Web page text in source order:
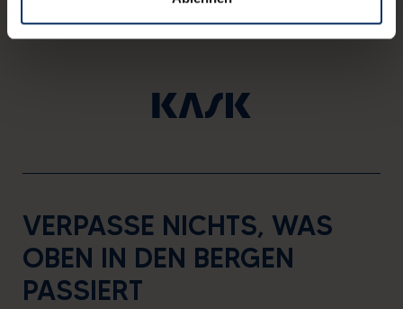
VERPASSE NICHTS, WAS
OBEN IN DEN BERGEN
PASSIERT